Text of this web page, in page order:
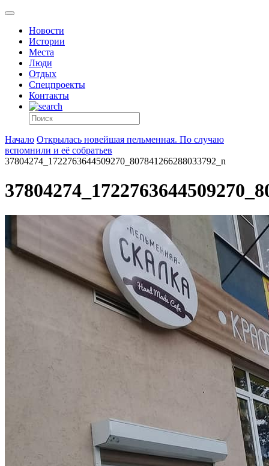
Новости
Истории
Места
Люди
Отдых
Спецпроекты
Контакты
Начало Открылась новейшая пельменная. По случаю
вспомнили и её собратьев
37804274_1722763644509270_807841266288033792_n